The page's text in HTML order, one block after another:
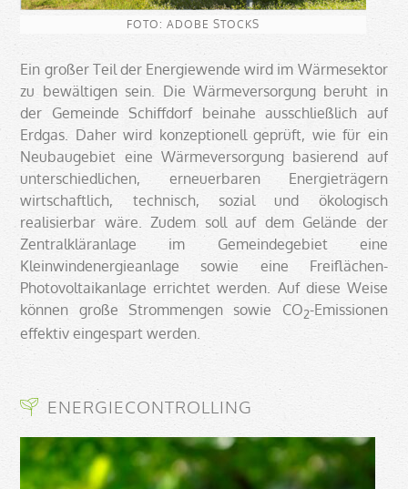
FOTO: ADOBE STOCKS
Ein großer Teil der Energiewende wird im Wärmesektor
zu bewältigen sein. Die Wärmeversorgung beruht in
der Gemeinde Schiffdorf beinahe ausschließlich auf
Erdgas. Daher wird konzeptionell geprüft, wie für ein
Neubaugebiet eine Wärmeversorgung basierend auf
unterschiedlichen, erneuerbaren Energieträgern
wirtschaftlich, technisch, sozial und ökologisch
realisierbar wäre. Zudem soll auf dem Gelände der
Zentralkläranlage im Gemeindegebiet eine
Kleinwindenergieanlage sowie eine Freiflächen-
Photovoltaikanlage errichtet werden. Auf diese Weise
können große Strommengen sowie CO2-Emissionen
effektiv eingespart werden.
ENERGIECONTROLLING